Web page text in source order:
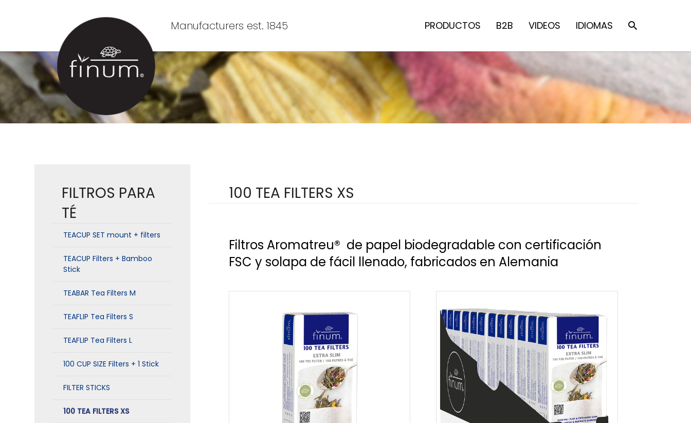
Manufacturers est. 1845 PRODUCTOS B2B VIDEOS IDIOMAS
FILTROS PARA
TÉ
TEACUP SET mount + filters
TEACUP Filters + Bamboo
Stick
TEABAR Tea Filters M
TEAFLIP Tea Filters S
TEAFLIP Tea Filters L
100 CUP SIZE Filters + 1 Stick
FILTER STICKS
100 TEA FILTERS XS
100 TEA FILTERS XS
Filtros Aromatreu® de papel biodegradable con certificación
FSC y solapa de fácil llenado, fabricados en Alemania